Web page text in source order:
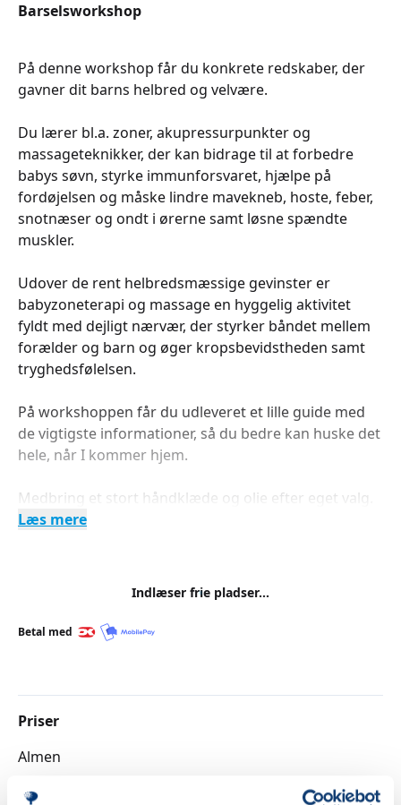
Barselsworkshop
På denne workshop får du konkrete redskaber, der
gavner dit barns helbred og velvære.
Du lærer bl.a. zoner, akupressurpunkter og
massageteknikker, der kan bidrage til at forbedre
babys søvn, styrke immunforsvaret, hjælpe på
fordøjelsen og måske lindre mavekneb, hoste, feber,
snotnæser og ondt i ørerne samt løsne spændte
muskler.
Udover de rent helbredsmæssige gevinster er
babyzoneterapi og massage en hyggelig aktivitet
fyldt med dejligt nærvær, der styrker båndet mellem
forælder og barn og øger kropsbevidstheden samt
tryghedsfølelsen.
På workshoppen får du udleveret et lille guide med
de vigtigste informationer, så du bedre kan huske det
hele, når I kommer hjem.
Medbring et stort håndklæde og olie efter eget valg.
Læs mere
Indlæser frie pladser...
Betal med
Priser
Almen